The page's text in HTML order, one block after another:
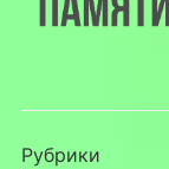
Рубрики